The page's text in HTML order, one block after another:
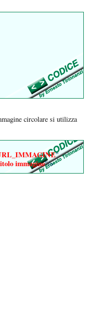
circolare si utilizza
"
immagine"/>